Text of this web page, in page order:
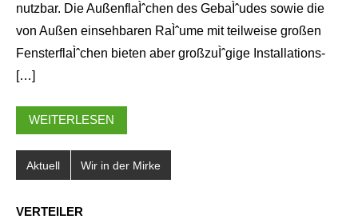
nutzbar. Die AußenflaÌˆchen des GebaÌˆudes sowie die
von Außen einsehbaren RaÌˆume mit teilweise großen
FensterflaÌˆchen bieten aber großzuÌˆgige Installations-
[…]
WEITERLESEN
Aktuell Wir in der Mirke
VERTEILER